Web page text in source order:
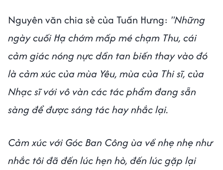
Nguyên văn chia sẻ của Tuấn Hưng: "Những
ngày cuối Hạ chớm mấp mé chạm Thu, cái
cảm giác nóng nực dần tan biến thay vào đó
là cảm xúc của mùa Yêu, mùa của Thi sĩ, của
Nhạc sĩ với vô vàn các tác phẩm đang sẵn
sàng để được sáng tác hay nhắc lại.
Cảm xúc với Góc Ban Công ùa về nhẹ nhẹ như
nhắc tôi đã đến lúc hẹn hò, đến lúc gặp lại